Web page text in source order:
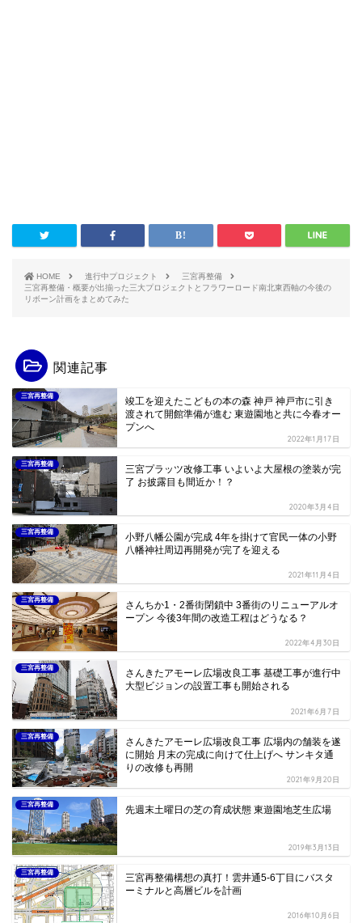
HOME 進行中プロジェクト
三宮再整備
三宮再整備・概要が出揃った三大プロジェクトとフラワーロード南北東西軸の今後の
リボーン計画をまとめてみた
関連記事
三宮再整備
竣工を迎えたこどもの本の森 神戸 神戸市に引き
渡されて開館準備が進む 東遊園地と共に今春オー
プンへ
2022年1月17日
三宮再整備
三宮プラッツ改修工事 いよいよ大屋根の塗装が完
了 お披露目も間近か！？
2020年3月4日
三宮再整備
小野八幡公園が完成 4年を掛けて官民一体の小野
八幡神社周辺再開発が完了を迎える
2021年11月4日
三宮再整備
さんちか1・2番街閉鎖中 3番街のリニューアルオ
ープン 今後3年間の改造工程はどうなる？
2022年4月30日
三宮再整備
さんきたアモーレ広場改良工事 基礎工事が進行中
大型ビジョンの設置工事も開始される
2021年6月7日
三宮再整備
さんきたアモーレ広場改良工事 広場内の舗装を遂
に開始 月末の完成に向けて仕上げへ サンキタ通
りの改修も再開
2021年9月20日
三宮再整備 先週末土曜日の芝の育成状態 東遊園地芝生広場
2019年3月13日
三宮再整備
三宮再整備構想の真打！雲井通5-6丁目にバスタ
ーミナルと高層ビルを計画
2016年10月6日